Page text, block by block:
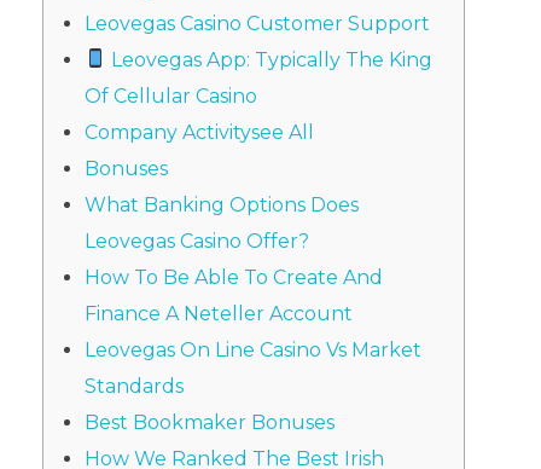
Leovegas Casino Customer Support
Leovegas App: Typically The King
Of Cellular Casino
Company Activitysee All
Bonuses
What Banking Options Does
Leovegas Casino Offer?
How To Be Able To Create And
Finance A Neteller Account
Leovegas On Line Casino Vs Market
Standards
Best Bookmaker Bonuses
How We Ranked The Best Irish